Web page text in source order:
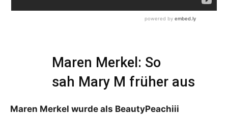
Maren Merkel: So
sah Mary M früher aus
Maren Merkel wurde als BeautyPeachiii